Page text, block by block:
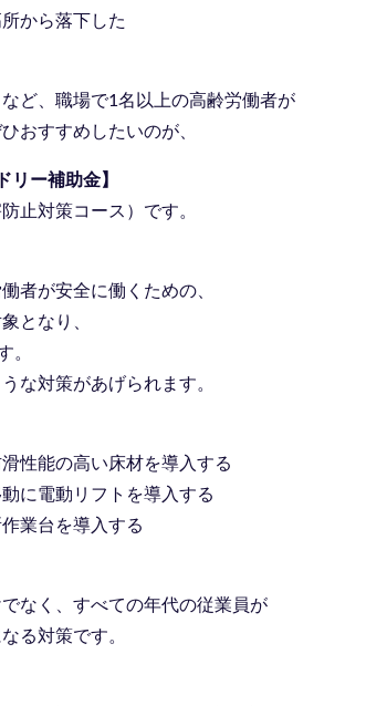
から落下した
ど、職場で1名以上の高齢労働者が
おすすめしたいのが、
リー補助金】
止対策コース）です。
者が安全に働くための、
となり、
。
な対策があげられます。
性能の高い床材を導入する
に電動リフトを導入する
業台を導入する
なく、すべての年代の従業員が
る対策です。